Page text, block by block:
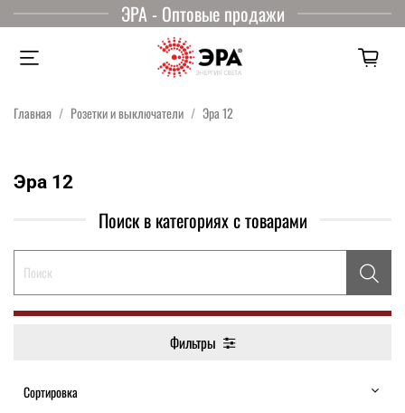
ЭРА - Оптовые продажи
Главная Розетки и выключатели Эра 12
Эра 12
Поиск в категориях с товарами
Фильтры